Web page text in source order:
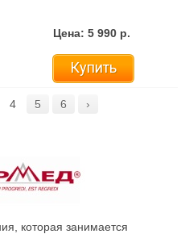
Цена: 5 990 р.
Купить
4 5 6 ›
которая занимается